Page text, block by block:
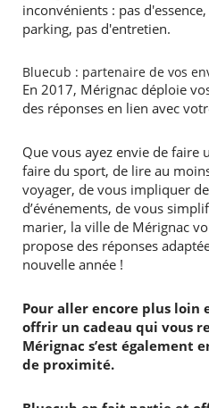
inconvénients : pas
parking, pas d'entretien.
Bluecub : partenaire de vos
En 2017, Mérignac déploie
des réponses en lien avec
Que vous ayez envie de faire
faire du sport, de lire au
voyager, de vous impliquer
d’événements, de vous
marier, la ville de Mérignac
propose des réponses
nouvelle année !
Pour aller encore plus loin
offrir un cadeau qui vous
Mérignac s’est également
de proximité.